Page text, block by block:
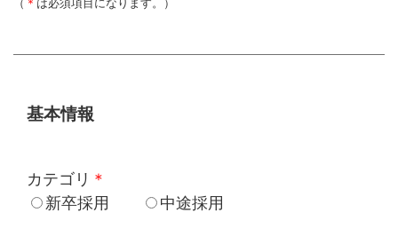
（ ＊ は必須項目になります。）
基本情報
カテゴリ ＊
新卒採用
中途採用